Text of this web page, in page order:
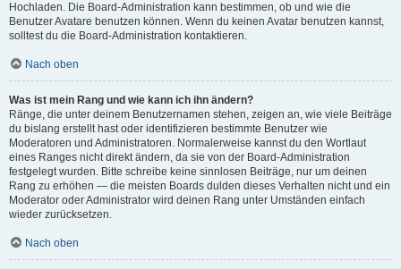
Hochladen. Die Board-Administration kann bestimmen, ob und wie die
Benutzer Avatare benutzen können. Wenn du keinen Avatar benutzen kannst,
solltest du die Board-Administration kontaktieren.
Nach oben
Was ist mein Rang und wie kann ich ihn ändern?
Ränge, die unter deinem Benutzernamen stehen, zeigen an, wie viele Beiträge
du bislang erstellt hast oder identifizieren bestimmte Benutzer wie
Moderatoren und Administratoren. Normalerweise kannst du den Wortlaut
eines Ranges nicht direkt ändern, da sie von der Board-Administration
festgelegt wurden. Bitte schreibe keine sinnlosen Beiträge, nur um deinen
Rang zu erhöhen — die meisten Boards dulden dieses Verhalten nicht und ein
Moderator oder Administrator wird deinen Rang unter Umständen einfach
wieder zurücksetzen.
Nach oben